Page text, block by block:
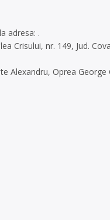
adresa: .
Crisului, nr. 149, Jud.
Alexandru, Oprea George